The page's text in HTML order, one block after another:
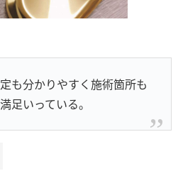
も分かりやすく施術箇所も
足いっている。